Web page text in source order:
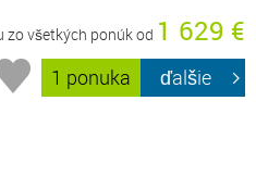
zo všetkých ponúk od 1 629 €
1 ponuka ďalšie